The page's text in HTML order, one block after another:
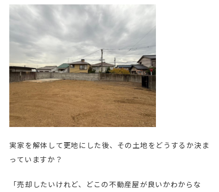
実家を解体して更地にした後、その土地をどうするか決ま
っていますか？
「売却したいけれど、どこの不動産屋が良いかわからな